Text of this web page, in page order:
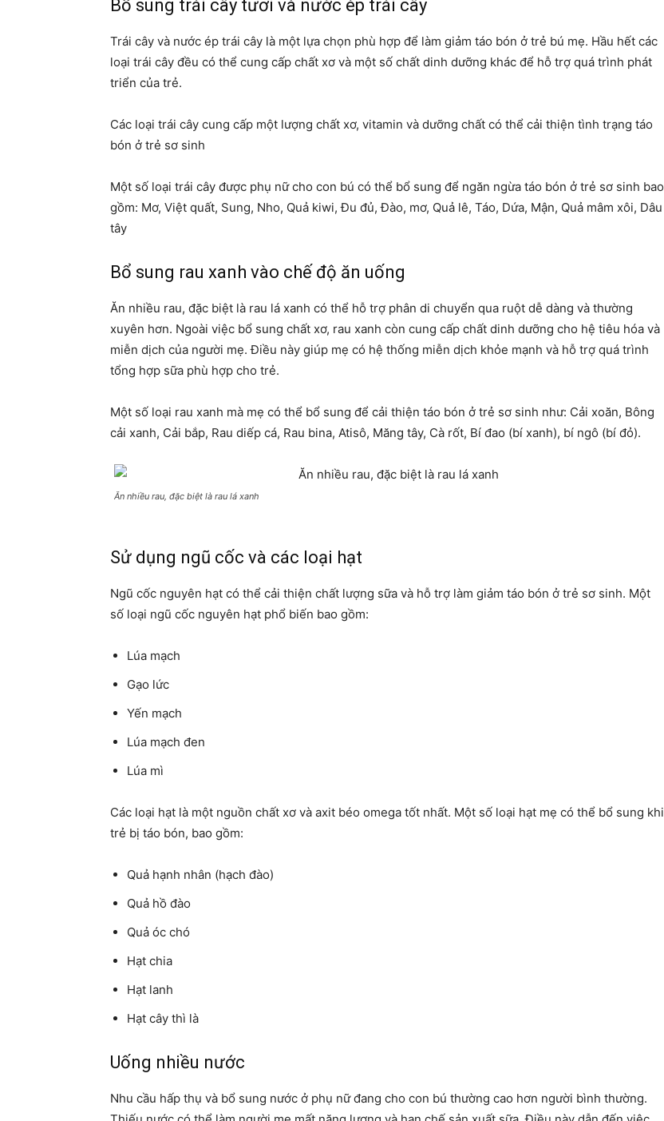
Bổ sung trái cây tươi và nước ép trái cây
Trái cây và nước ép trái cây là một lựa chọn phù hợp để làm giảm táo bón ở trẻ bú mẹ. Hầu hết các
loại trái cây đều có thể cung cấp chất xơ và một số chất dinh dưỡng khác để hỗ trợ quá trình phát
triển của trẻ.
Các loại trái cây cung cấp một lượng chất xơ, vitamin và dưỡng chất có thể cải thiện tình trạng táo
bón ở trẻ sơ sinh
Một số loại trái cây được phụ nữ cho con bú có thể bổ sung để ngăn ngừa táo bón ở trẻ sơ sinh bao
gồm: Mơ, Việt quất, Sung, Nho, Quả kiwi, Đu đủ, Đào, mơ, Quả lê, Táo, Dứa, Mận, Quả mâm xôi, Dâu
tây
Bổ sung rau xanh vào chế độ ăn uống
Ăn nhiều rau, đặc biệt là rau lá xanh có thể hỗ trợ phân di chuyển qua ruột dễ dàng và thường
xuyên hơn. Ngoài việc bổ sung chất xơ, rau xanh còn cung cấp chất dinh dưỡng cho hệ tiêu hóa và
miễn dịch của người mẹ. Điều này giúp mẹ có hệ thống miễn dịch khỏe mạnh và hỗ trợ quá trình
tổng hợp sữa phù hợp cho trẻ.
Một số loại rau xanh mà mẹ có thể bổ sung để cải thiện táo bón ở trẻ sơ sinh như: Cải xoăn, Bông
cải xanh, Cải bắp, Rau diếp cá, Rau bina, Atisô, Măng tây, Cà rốt, Bí đao (bí xanh), bí ngô (bí đỏ).
Ăn nhiều rau, đặc biệt là rau lá xanh
Sử dụng ngũ cốc và các loại hạt
Ngũ cốc nguyên hạt có thể cải thiện chất lượng sữa và hỗ trợ làm giảm táo bón ở trẻ sơ sinh. Một
số loại ngũ cốc nguyên hạt phổ biến bao gồm:
Lúa mạch
Gạo lức
Yến mạch
Lúa mạch đen
Lúa mì
Các loại hạt là một nguồn chất xơ và axit béo omega tốt nhất. Một số loại hạt mẹ có thể bổ sung khi
trẻ bị táo bón, bao gồm:
Quả hạnh nhân (hạch đào)
Quả hồ đào
Quả óc chó
Hạt chia
Hạt lanh
Hạt cây thì là
Uống nhiều nước
Nhu cầu hấp thụ và bổ sung nước ở phụ nữ đang cho con bú thường cao hơn người bình thường.